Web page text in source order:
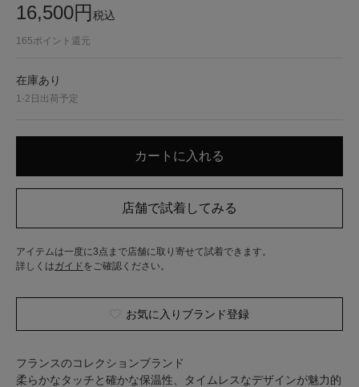
16,500円税込
165ポイント還元
在庫あり
1-2日出荷予定
アイテムは一度に3点まで店舗に取り寄せて試着できます。
詳しくはガイド をご確認ください。
お気に入りブランド登録
フランスのコレクションブランド
柔らかなタッチと確かな保温性、タイムレスなデザインが魅力的